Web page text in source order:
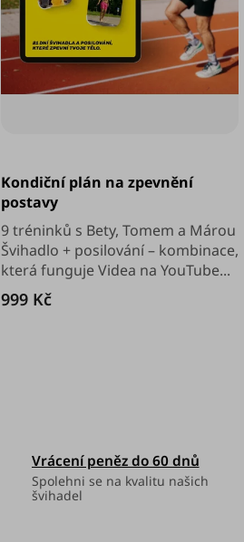
Kondiční plán na zpevnění
postavy
produktu
je
5,0
z
5
hvězdiček.
999 Kč
9 tréninků s Bety, Tomem a Márou
Švihadlo + posilování – kombinace,
která funguje Videa na YouTube...
l
á
Vrácení peněz do 60 dnů
Spolehni se na kvalitu našich
švihadel